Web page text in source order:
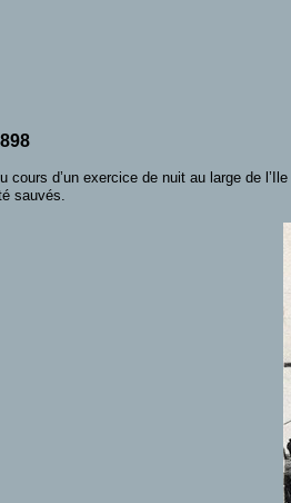
cours d’un exercice de nuit au large de
sauvés.